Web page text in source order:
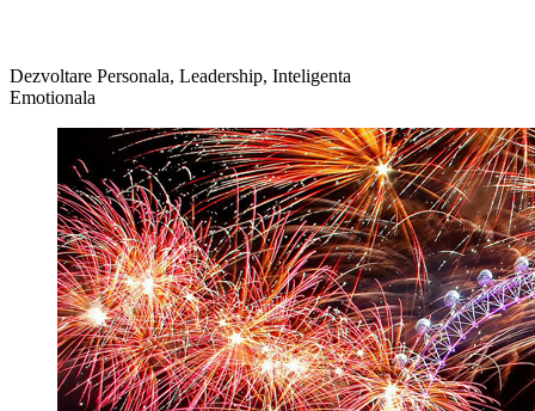
Dezvoltare Personala, Leadership, Inteligenta
Emotionala